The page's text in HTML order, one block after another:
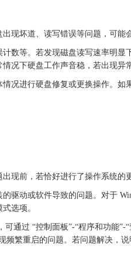
现坏道、读写错误等问题，可能
数等。若发现磁盘读写速率明
况下硬盘工作声音稳，若出现异
况进行硬盘修复或更换操作。
现前，若恰好进行了操作系统的
驱动或软件导致的问题。对于
选项。
可通过 “控制面板”-“程序和功能
繁重启的问题。若问题解决，